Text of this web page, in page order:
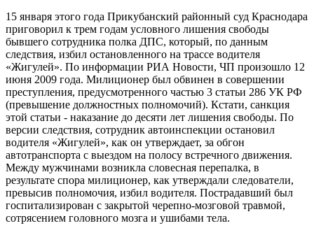
15 января этого года Прикубанский районный суд Краснодара
приговорил к трем годам условного лишения свободы
бывшего сотрудника полка ДПС, который, по данным
следствия, избил остановленного на трассе водителя
«Жигулей». По информации РИА Новости, ЧП произошло 12
июня 2009 года. Милиционер был обвинен в совершении
преступления, предусмотренного частью 3 статьи 286 УК РФ
(превышение должностных полномочий). Кстати, санкция
этой статьи - наказание до десяти лет лишения свободы. По
версии следствия, сотрудник автоинспекции остановил
водителя «Жигулей», как он утверждает, за обгон
автотранспорта с выездом на полосу встречного движения.
Между мужчинами возникла словесная перепалка, в
результате спора милиционер, как утверждали следователи,
превысив полномочия, избил водителя. Пострадавший был
госпитализирован с закрытой черепно-мозговой травмой,
сотрясением головного мозга и ушибами тела.